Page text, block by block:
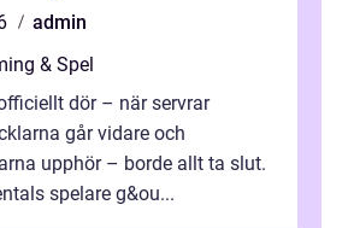
admin
& Spel
dör – när servrar
går vidare och
upphör – borde allt ta slut.
spelare g&ou...